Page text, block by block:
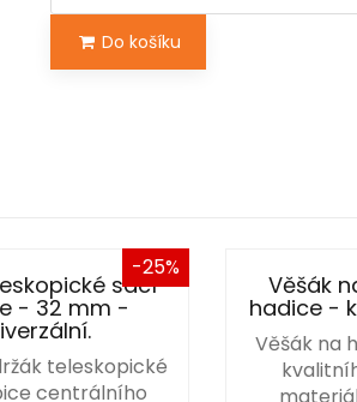
Do košíku
-25%
sací
- 32 mm -
teleskopické
centrálního
Věšák
hadice -
Věšák na